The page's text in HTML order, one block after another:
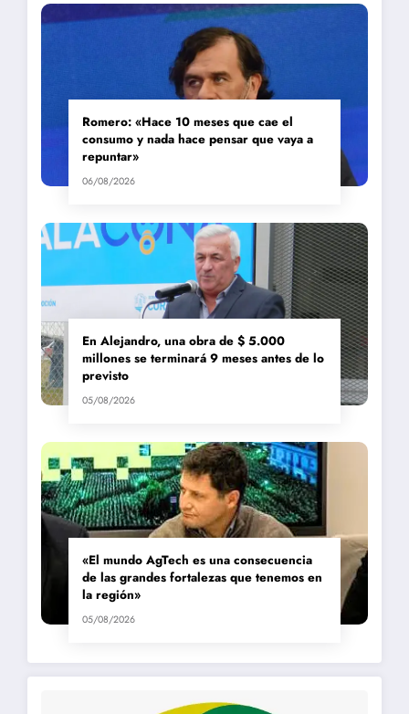
Romero: «Hace 10 meses que cae el
consumo y nada hace pensar que vaya a
repuntar»
06/08/2026
En Alejandro, una obra de $ 5.000
millones se terminará 9 meses antes de lo
previsto
05/08/2026
«El mundo AgTech es una consecuencia
de las grandes fortalezas que tenemos en
la región»
05/08/2026